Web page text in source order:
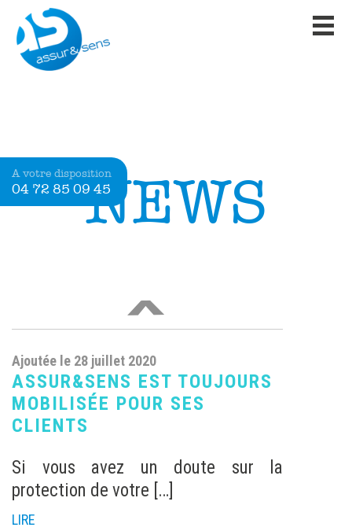
A votre disposition
04 72 85 09 45NEWS
Ajoutée le 28 juillet 2020
ASSUR&SENS EST TOUJOURS
MOBILISÉE POUR SES
CLIENTS
Si vous avez un doute sur la
protection de votre […]
LIRE
<